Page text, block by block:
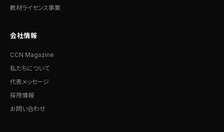
教材ライセンス事業
会社情報
CCN Magazine
私たちについて
代表メッセージ
採用情報
お問い合わせ